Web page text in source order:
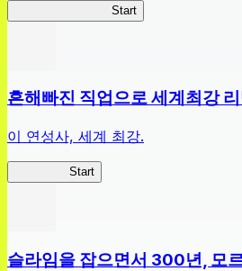
Start
흔해빠진 직업으로 세계최강
이 연성사, 세계 최강.
Start
슬라임을 잡으면서 300년, 모